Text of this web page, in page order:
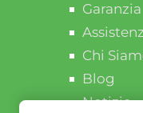
Garanzia
Chi
Blog
Notizie